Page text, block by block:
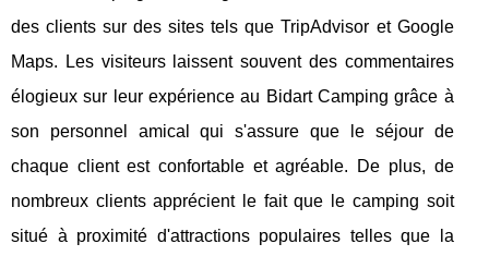
des clients sur des sites tels que TripAdvisor et Google
Maps. Les visiteurs laissent souvent des commentaires
élogieux sur leur expérience au Bidart Camping grâce à
son personnel amical qui s'assure que le séjour de
chaque client est confortable et agréable. De plus, de
nombreux clients apprécient le fait que le camping soit
situé à proximité d'attractions populaires telles que la